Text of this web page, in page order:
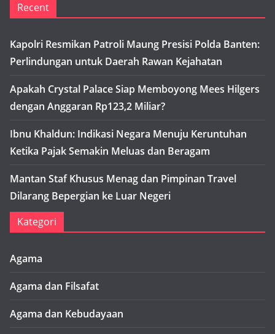
Recent
Kapolri Resmikan Patroli Maung Presisi Polda Banten:
Perlindungan untuk Daerah Rawan Kejahatan
Apakah Crystal Palace Siap Memboyong Mees Hilgers
dengan Anggaran Rp123,2 Miliar?
Ibnu Khaldun: Indikasi Negara Menuju Keruntuhan
Ketika Pajak Semakin Meluas dan Beragam
Mantan Staf Khusus Menag dan Pimpinan Travel
Dilarang Bepergian ke Luar Negeri
Kategori
Agama
Agama dan Filsafat
Agama dan Kebudayaan